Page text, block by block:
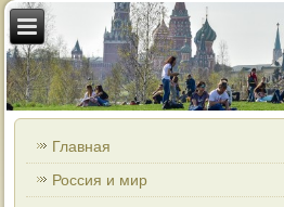
Главная
Россия и мир